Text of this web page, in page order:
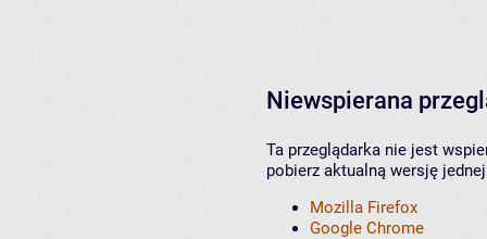
Niewspierana
Ta przeglądarka nie jest
pobierz aktualną wersję
Mozilla Firefox
Google Chrome